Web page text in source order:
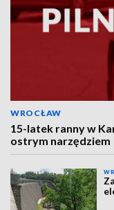
WROCŁAW
15-latek ranny w
ostrym narzędziem